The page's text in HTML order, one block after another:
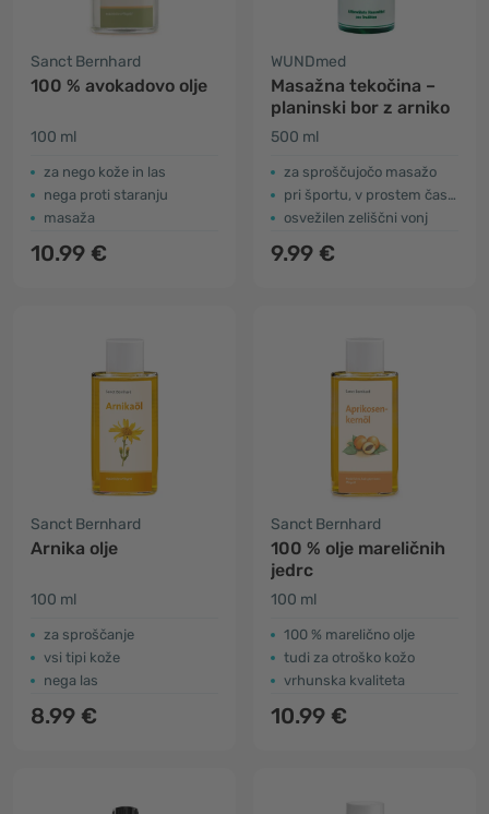
Sanct Bernhard
100 % avokadovo olje
100 ml
za nego kože in las
nega proti staranju
masaža
10.99 €
WUNDmed
Masažna tekočina –
planinski bor z arniko
500 ml
za sproščujočo masažo
pri športu, v prostem času ali na potovanju
osvežilen zeliščni vonj
9.99 €
Sanct Bernhard
Arnika olje
100 ml
za sproščanje
vsi tipi kože
nega las
8.99 €
Sanct Bernhard
100 % olje mareličnih
jedrc
100 ml
100 % marelično olje
tudi za otroško kožo
vrhunska kvaliteta
10.99 €